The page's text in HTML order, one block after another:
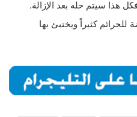
هذا سيتم حله بعد الإزالة.
كثيراً ويختبئ بها